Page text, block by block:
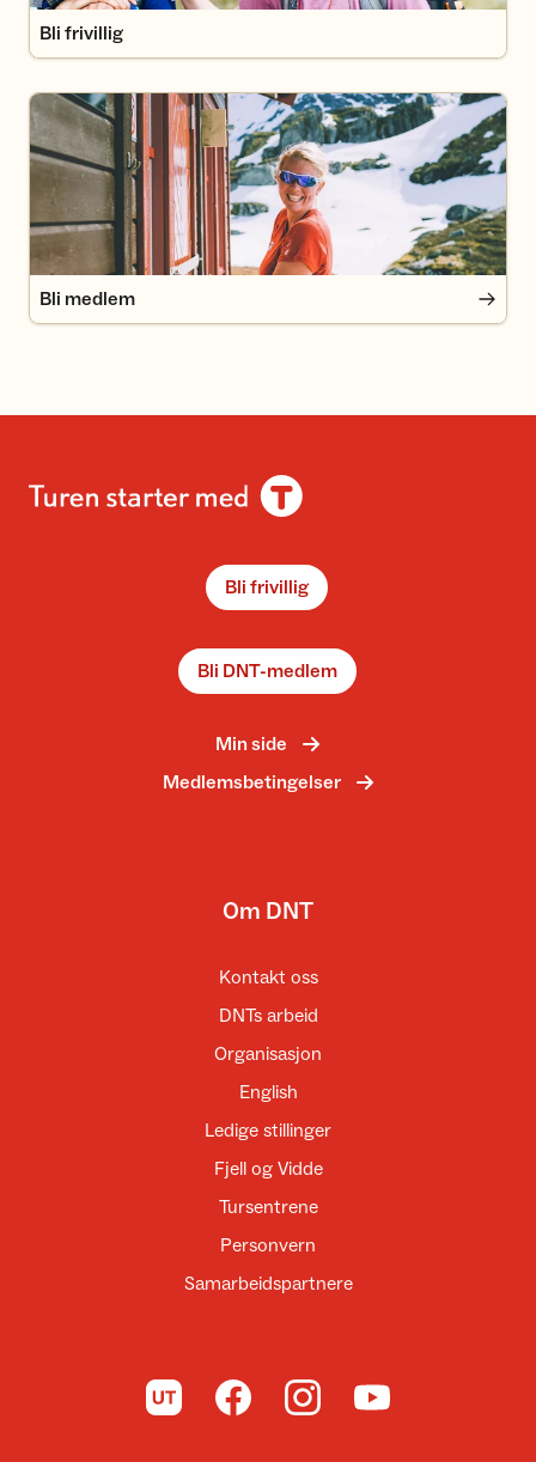
Bli frivillig
Bli medlem
Bli medlem
Bli frivillig
Bli DNT-medlem
Min side
Medlemsbetingelser
Om DNT
Kontakt oss
DNTs arbeid
Organisasjon
English
Ledige stillinger
Fjell og Vidde
Tursentrene
Personvern
Samarbeidspartnere
Til UT.no Til DNT på Facebook
Til DNT på Instagram
Til DNT på YouTube